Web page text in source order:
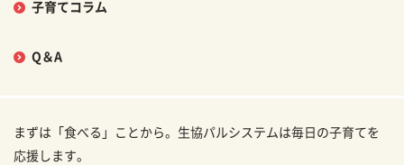
子育てコラム
Q＆A
まずは「食べる」ことから。生協パルシステムは毎日の子育てを
応援します。